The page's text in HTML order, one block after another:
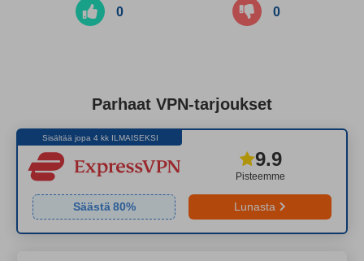
0 0
Parhaat VPN-tarjoukset
Sisältää jopa 4 kk ILMAISEKSI
Pisteemme
9.9
Säästä 80% Lunasta